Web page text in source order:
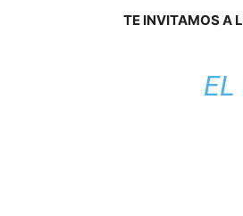
TE INVITAMOS A
EL